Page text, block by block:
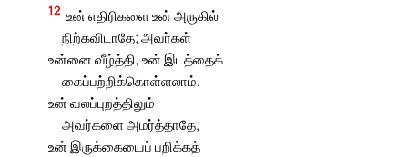
12 உன் எதிரிகளை உன் அருகில்
நிற்கவிடாதே; அவர்கள்
உன்னை வீழ்த்தி, உன் இடத்தைக்
கைப்பற்றிக்கொள்ளலாம்.
உன் வலப்புறத்திலும்
அவர்களை அமர்த்தாதே;
உன் இருக்கையைப் பறிக்கத்